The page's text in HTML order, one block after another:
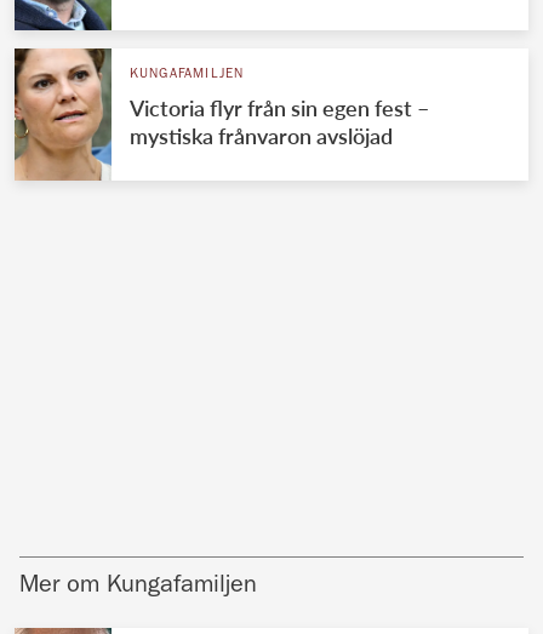
KUNGAFAMILJEN
Victoria flyr från sin egen fest –
mystiska frånvaron avslöjad
Mer om Kungafamiljen